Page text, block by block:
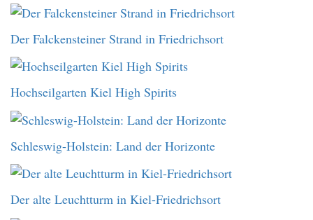
Der Falckensteiner Strand in Friedrichsort
Hochseilgarten Kiel High Spirits
Schleswig-Holstein: Land der Horizonte
Der alte Leuchtturm in Kiel-Friedrichsort